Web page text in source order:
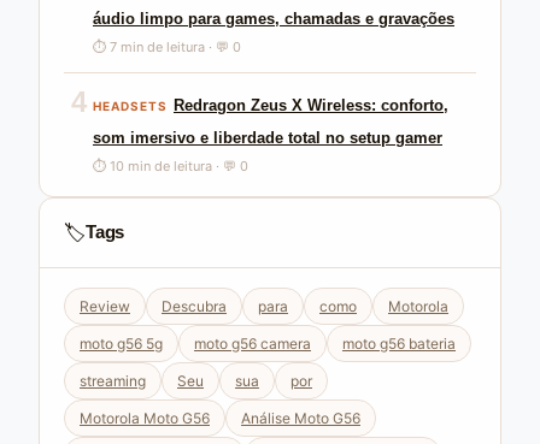
áudio limpo para games, chamadas e gravações
⏱ 7 min de leitura · 💬 0
4 HEADSETS Redragon Zeus X Wireless: conforto,
som imersivo e liberdade total no setup gamer
⏱ 10 min de leitura · 💬 0
🏷️Tags
Review Descubra para como Motorola
moto g56 5g moto g56 camera moto g56 bateria
streaming Seu sua por
Motorola Moto G56 Análise Moto G56